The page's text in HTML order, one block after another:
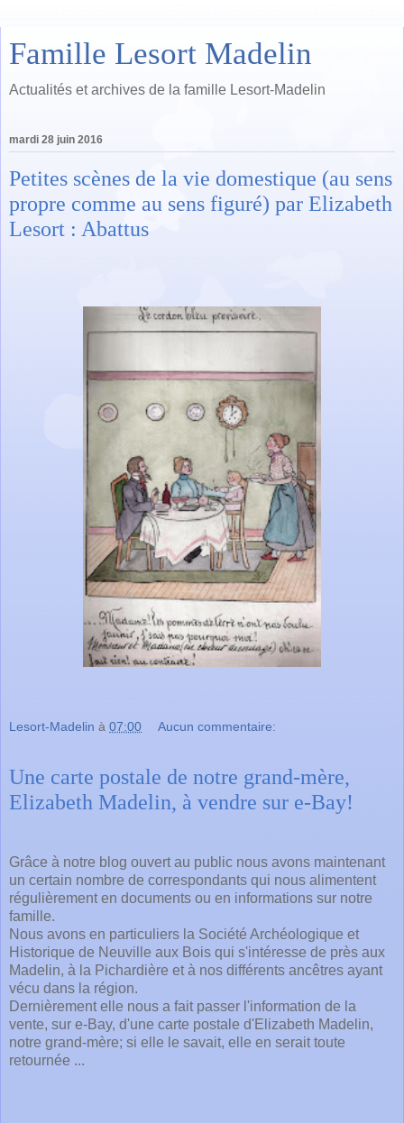
Famille Lesort Madelin
Actualités et archives de la famille Lesort-Madelin
mardi 28 juin 2016
Petites scènes de la vie domestique (au sens
propre comme au sens figuré) par Elizabeth
Lesort : Abattus
Lesort-Madelin à 07:00 Aucun commentaire:
Une carte postale de notre grand-mère,
Elizabeth Madelin, à vendre sur e-Bay!
Grâce à notre blog ouvert au public nous avons maintenant
un certain nombre de correspondants qui nous alimentent
régulièrement en documents ou en informations sur notre
famille.
Nous avons en particuliers la Société Archéologique et
Historique de Neuville aux Bois qui s'intéresse de près aux
Madelin, à la Pichardière et à nos différents ancêtres ayant
vécu dans la région.
Dernièrement elle nous a fait passer l'information de la
vente, sur e-Bay, d'une carte postale d'Elizabeth Madelin,
notre grand-mère; si elle le savait, elle en serait toute
retournée ...